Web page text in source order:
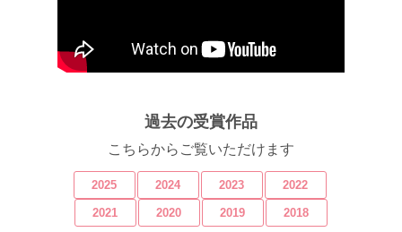
過去の受賞作品
こちらからご覧いただけます
2025 2024 2023 2022
2021 2020 2019 2018